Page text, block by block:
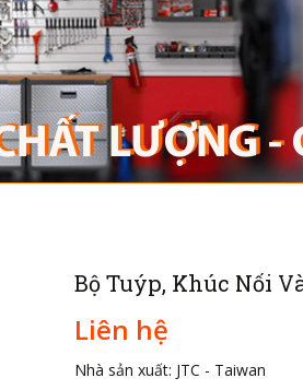
Bộ Tuýp, Khúc Nối
Liên hệ
Nhà sản xuất: JTC - Taiwan